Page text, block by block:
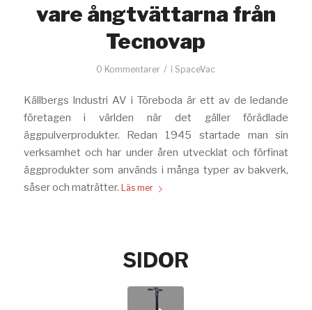
vare ångtvättarna från
Tecnovap
0 Kommentarer / iSpaceVac
Källbergs Industri AV i Töreboda är ett av de ledande
företagen i världen när det gäller förädlade
äggpulverprodukter. Redan 1945 startade man sin
verksamhet och har under åren utvecklat och förfinat
äggprodukter som används i många typer av bakverk,
såser och maträtter. Läs mer
SIDOR